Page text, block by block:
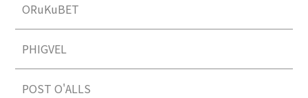
ORuKuBET
PHIGVEL
POST O'ALLS